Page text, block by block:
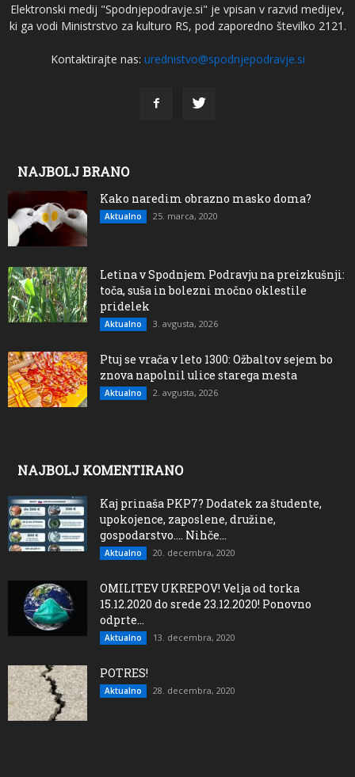
Elektronski medij "Spodnjepodravje.si" je vpisan v razvid medijev,
ki ga vodi Ministrstvo za kulturo RS, pod zaporedno številko 2121.
Kontaktirajte nas: urednistvo@spodnjepodravje.si
NAJBOLJ BRANO
Kako naredim obrazno masko doma?
Aktualno 25. marca, 2020
Letina v Spodnjem Podravju na preizkušnji:
toča, suša in bolezni močno oklestile
pridelek
Aktualno 3. avgusta, 2026
Ptuj se vrača v leto 1300: Ožbaltov sejem bo
znova napolnil ulice starega mesta
Aktualno 2. avgusta, 2026
NAJBOLJ KOMENTIRANO
Kaj prinaša PKP7? Dodatek za študente,
upokojence, zaposlene, družine,
gospodarstvo…. Nihče...
Aktualno 20. decembra, 2020
OMILITEV UKREPOV! Velja od torka
15.12.2020 do srede 23.12.2020! Ponovno
odprte...
Aktualno 13. decembra, 2020
POTRES!
Aktualno 28. decembra, 2020